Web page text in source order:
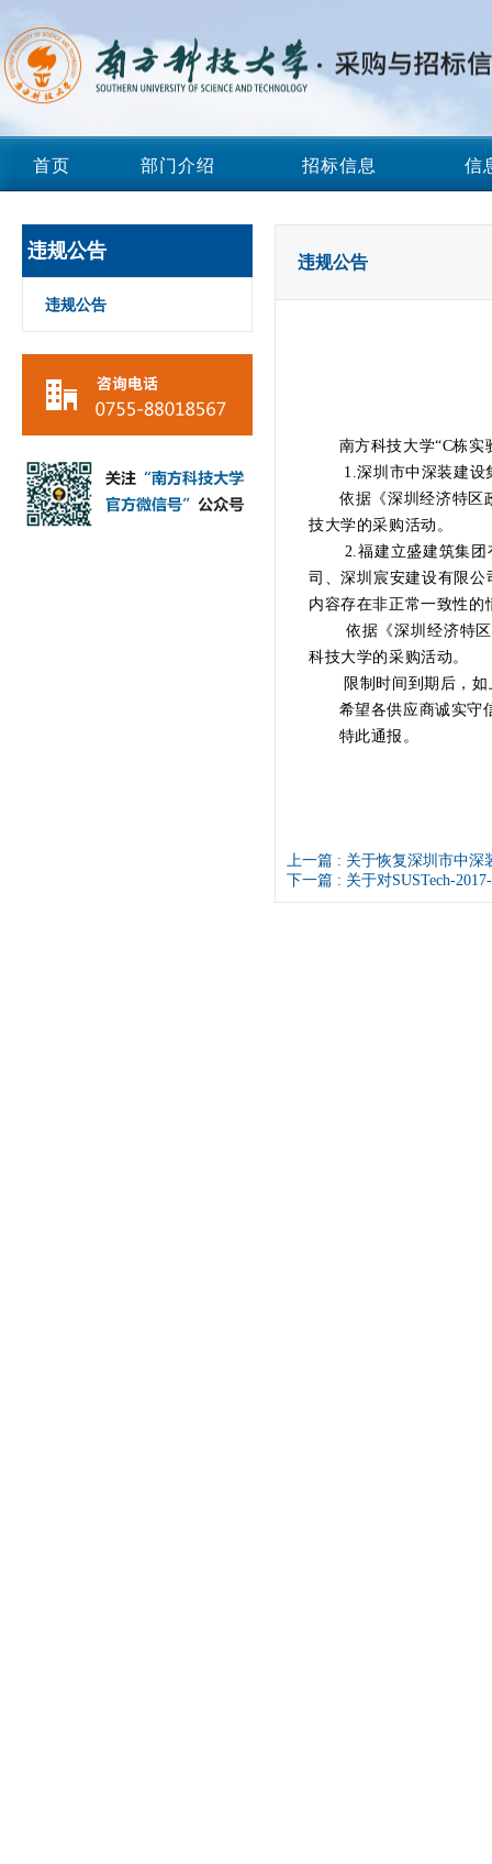
首页 部门介绍 招标信息 信
违规公告
违规公告
违规公告
南方科技大学“C栋实验
1.深圳市中深装建设集
依据《深圳经济特区政
技大学的采购活动。
2.福建立盛建筑集团有
司、深圳宸安建设有限
内容存在非正常一致性
依据《深圳经济特区政
科技大学的采购活动。
限制时间到期后，如上
希望各供应商诚实守信
特此通报。
上一篇 : 关于恢复深圳市中深
下一篇 : 关于对SUSTech-